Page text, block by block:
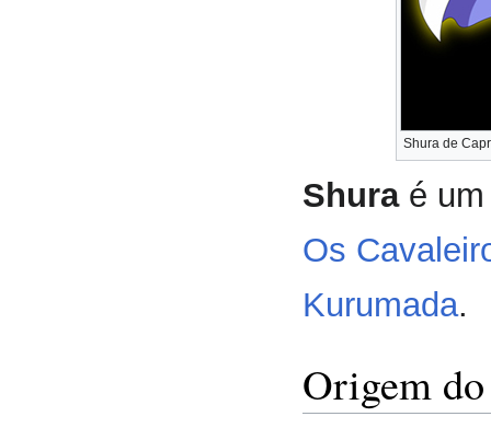
Shura de
Shuraé um
Os
Kurumada.
Origem